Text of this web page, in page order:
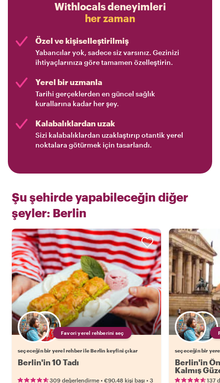
Withlocals deneyimleri
her zaman
Özel ve kişiselleştirilmiş
Yabancılar yok, sadece siz varsınız. Gezinizi
ihtiyaçlarınıza göre tamamen özelleştirin.
Yerel bir uzmanla
Tarihi gerçeklerden en güncel sağlık
kurallarına kadar her şey.
Kalabalıklardan uzak
Sizi kalabalıklardan uzaklaştırıp otantik yerel
noktalara götürmek için tasarlandı.
Şu şehirde yapabileceğin diğer
şeyler: Berlin
Favori yerel rehberini seç
seçeceğin bir yerel rehber ile Berlin keyfini çıkar
Berlin'in 10 Tadı
309 değerlendirme • €90.48 kişi başı • 3
seçeceğin bir
Berlin'in
Kalmış
137